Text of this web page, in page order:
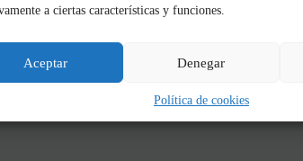
a ciertas características y funciones.
Aceptar Denegar
Política de cookies